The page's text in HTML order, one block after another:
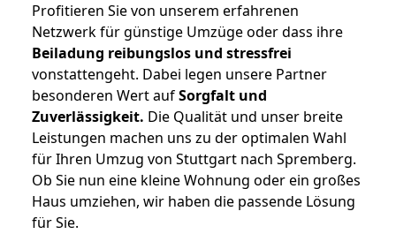
Profitieren Sie von unserem erfahrenen
Netzwerk für günstige Umzüge oder dass ihre
Beiladung reibungslos und stressfrei
vonstattengeht. Dabei legen unsere Partner
besonderen Wert aufSorgfalt und
Zuverlässigkeit. Die Qualität und unser breite
Leistungen machen uns zu der optimalen Wahl
für Ihren Umzug von Stuttgart nach Spremberg.
Ob Sie nun eine kleine Wohnung oder ein großes
Haus umziehen, wir haben die passende Lösung
für Sie.